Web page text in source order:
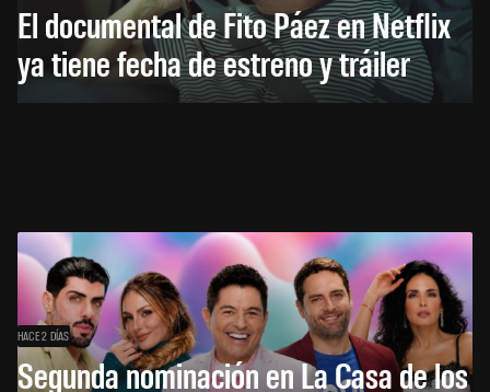
El documental de Fito Páez en Netflix
ya tiene fecha de estreno y tráiler
HACE 2 DÍAS
Segunda nominación en La Casa de los